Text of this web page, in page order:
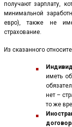
получают зарплату,
минимальной
евро), также не
страхование.
Из сказанного
иметь
нет –
то же